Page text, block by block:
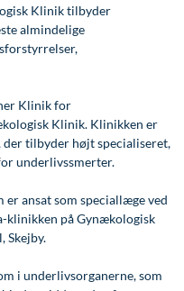
forskønnelse
privatbetalte
Frit sygehusvalg
Klinik tilbyder
almindelige
Klinik for
Klinik. Klinikken er
der tilbyder højt specialiseret,
underlivssmerter.
ansat som speciallæge ved
klinikken på Gynækologisk
Skejby.
i underlivsorganerne, som